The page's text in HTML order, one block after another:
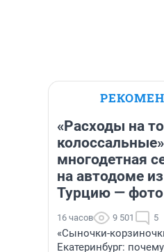
«Расходы на
многодетная
на автодоме
Турцию — фото
16 часов 9 501 5
«Сыночки-
Екатеринбург: